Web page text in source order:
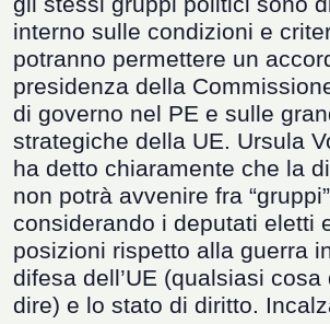
interno sulle condizioni e
potranno permettere un
presidenza della
di governo nel PE e sulle
strategiche della UE. Ursula
ha detto chiaramente che la
non potrà avvenire fra “
considerando i deputati eletti
posizioni rispetto alla guerra
difesa dell’UE (qualsiasi cosa
dire) e lo stato di diritto.